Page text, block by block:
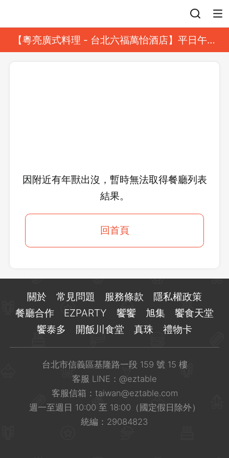
【粵亮廣式料理 - 台北六福萬怡酒店】平日午餐
8 折起｜靓港點套餐
因附近有年獸出沒，暫時無法取得餐廳列表
結果。
回首頁
登出
關於 常見問題 服務條款
隱私權政策
餐廳合作
EZPARTY 饗饗 旭集
饗食天堂
饗泰多
開飯川食堂 真珠 禮物卡
台北市信義區基隆路一段 159 號 15 樓
客服 LINE： @eztable
客服信箱： taiwan@eztable.com
週一至週日 10:00 至 18:00（國定假日除外）
統編：29084823